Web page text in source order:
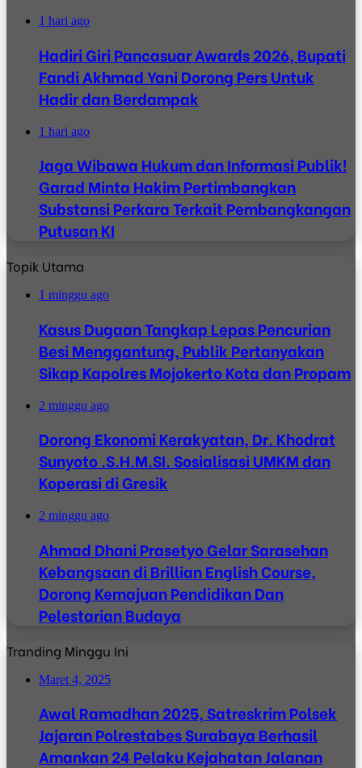
1 hari ago
Hadiri Giri Pancasuar Awards 2026, Bupati
Fandi Akhmad Yani Dorong Pers Untuk
Hadir dan Berdampak
1 hari ago
Jaga Wibawa Hukum dan Informasi Publik!
Garad Minta Hakim Pertimbangkan
Substansi Perkara Terkait Pembangkangan
Putusan KI
Topik Utama
1 minggu ago
Kasus Dugaan Tangkap Lepas Pencurian
Besi Menggantung, Publik Pertanyakan
Sikap Kapolres Mojokerto Kota dan Propam
2 minggu ago
Dorong Ekonomi Kerakyatan, Dr. Khodrat
Sunyoto .S.H.M.SI. Sosialisasi UMKM dan
Koperasi di Gresik
2 minggu ago
Ahmad Dhani Prasetyo Gelar Sarasehan
Kebangsaan di Brillian English Course,
Dorong Kemajuan Pendidikan Dan
Pelestarian Budaya
Tranding Minggu Ini
Maret 4, 2025
Awal Ramadhan 2025, Satreskrim Polsek
Jajaran Polrestabes Surabaya Berhasil
Amankan 24 Pelaku Kejahatan Jalanan